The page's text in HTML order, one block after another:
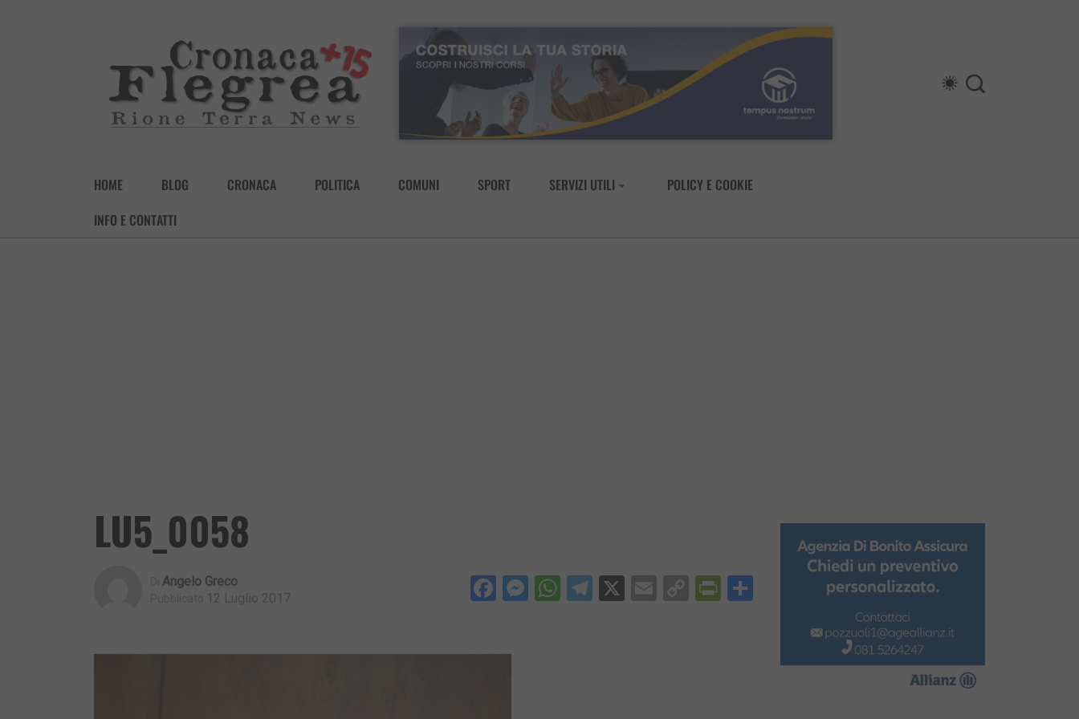
HOME BLOG CRONACA POLITICA COMUNI SPORT SERVIZI UTILI
POLICY E COOKIE
INFO E CONTATTI
LU5_0058
Angelo Greco
12 Luglio 2017 Facebook
Messenger
WhatsApp
Telegram
X EmailCopyPrintFriendly
Condividi